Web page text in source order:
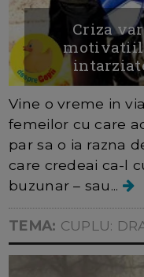
Criza
Vine o vreme in
femeilor cu care
par sa o ia razna
care credeai ca-l
buzunar – sau...
TEMA: CUPLU: